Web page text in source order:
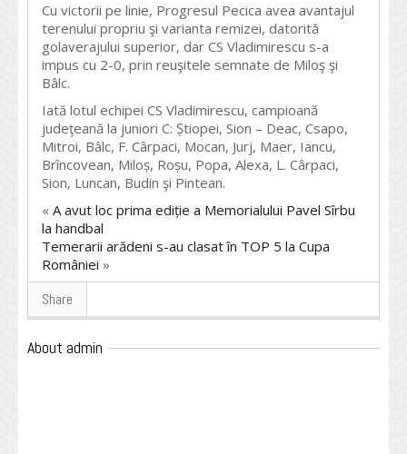
Cu victorii pe linie, Progresul Pecica avea avantajul
terenului propriu şi varianta remizei, datorită
golaverajului superior, dar CS Vladimirescu s-a
impus cu 2-0, prin reuşitele semnate de Miloş şi
Bâlc.
Iată lotul echipei CS Vladimirescu, campioană
judeţeană la juniori C: Știopei, Sion – Deac, Csapo,
Mitroi, Bâlc, F. Cârpaci, Mocan, Jurj, Maer, Iancu,
Brîncovean, Miloș, Roșu, Popa, Alexa, L. Cârpaci,
Sion, Luncan, Budin şi Pintean.
« A avut loc prima ediție a Memorialului Pavel Sîrbu
la handbal
Temerarii arădeni s-au clasat în TOP 5 la Cupa
României »
Share
About admin